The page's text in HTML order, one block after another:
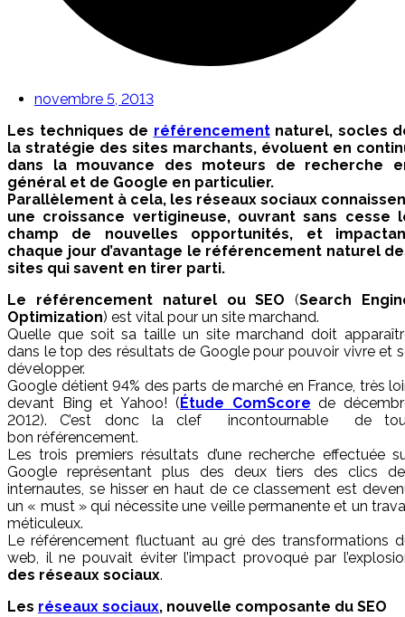
novembre 5, 2013
Les techniques de référencementnaturel, socles
la stratégie des sites marchants, évoluent en
dans la mouvance des moteurs de recherche
général et de Google en particulier.
Parallèlement à cela, les réseaux sociaux
une croissance vertigineuse, ouvrant sans cesse
champ de nouvelles opportunités, et
chaque jour d’avantage le référencement naturel
sites qui savent en tirer parti.
Le référencement naturel ou SEO (Search
Optimization) est vital pour un site marchand.
Quelle que soit sa taille un site marchand doit
dans le top des résultats de Google pour pouvoir vivre et
développer.
Google détient 94% des parts de marché en France, très
devant Bing et Yahoo! ( Étude ComScore de
2012). C’est donc la clef incontournable de
bon référencement.
Les trois premiers résultats d’une recherche effectuée
Google représentant plus des deux tiers des clics
internautes, se hisser en haut de ce classement est
un « must » qui nécessite une veille permanente et un
méticuleux.
Le référencement fluctuant au gré des transformations
web, il ne pouvait éviter l’impact provoqué par
des réseaux sociaux.
Les réseaux sociaux, nouvelle composante du SEO